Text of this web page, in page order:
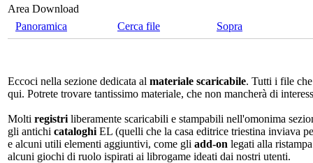
Area Download
Panoramica
Cerca file Sopra
Eccoci nella sezione dedicata al materiale scaricabile. Tutti i file
qui. Potrete trovare tantissimo materiale, che non mancherà di
Molti registri liberamente scaricabili e stampabili nell'omonima
gli antichi cataloghi EL (quelli che la casa editrice triestina inviava
e alcuni utili elementi aggiuntivi, come gli add-on legati alla
alcuni giochi di ruolo ispirati ai librogame ideati dai nostri utenti.